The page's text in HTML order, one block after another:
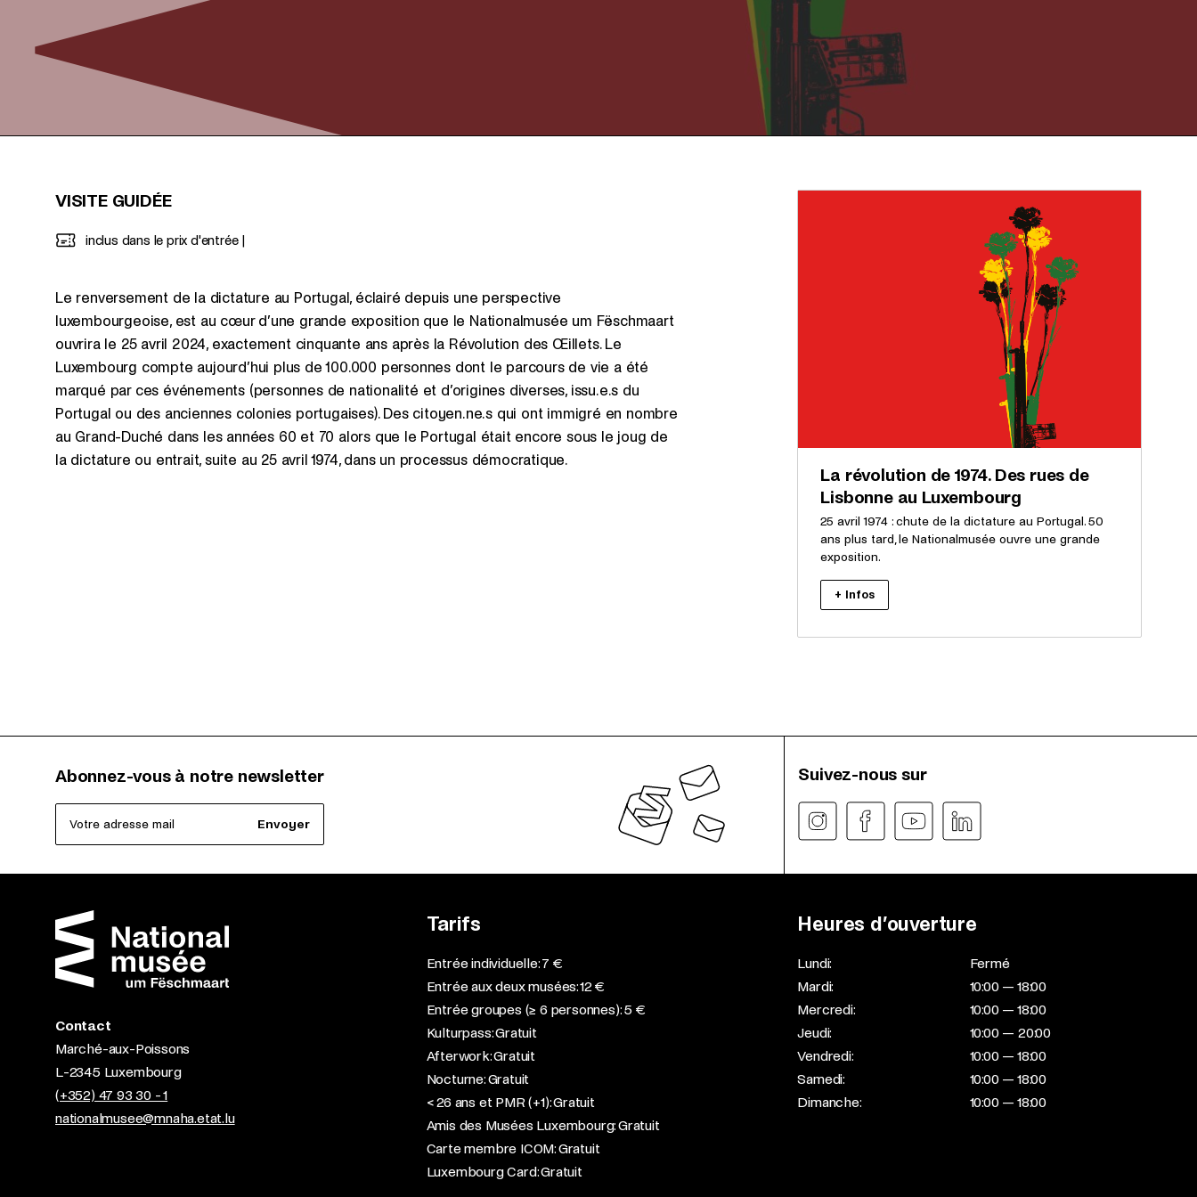
VISITE GUIDÉE
inclus dans le prix d'entrée
Le renversement de la dictature au Portugal, éclairé depuis une perspective
luxembourgeoise, est au cœur d’une grande exposition que le Nationalmusée um Fëschmaart
ouvrira le 25 avril 2024, exactement cinquante ans après la Révolution des Œillets. Le
Luxembourg compte aujourd’hui plus de 100.000 personnes dont le parcours de vie a été
marqué par ces événements (personnes de nationalité et d’origines diverses, issu.e.s du
Portugal ou des anciennes colonies portugaises). Des citoyen.ne.s qui ont immigré en nombre
au Grand-Duché dans les années 60 et 70 alors que le Portugal était encore sous le joug de
la dictature ou entrait, suite au 25 avril 1974, dans un processus démocratique.
La révolution de 1974. Des rues de
Lisbonne au Luxembourg
25 avril 1974 : chute de la dictature au Portugal. 50
ans plus tard, le Nationalmusée ouvre une grande
exposition.
+ Infos
Abonnez-vous à notre newsletter
Votre adresse mail Envoyer
Suivez-nous sur
Contact
Marché-aux-Poissons
L-2345 Luxembourg
(+352) 47 93 30 - 1
nationalmusee@mnaha.etat.lu
Tarifs
Entrée individuelle: 7 €
Entrée aux deux musées: 12 €
Entrée groupes (≥ 6 personnes): 5 €
Kulturpass: Gratuit
Afterwork: Gratuit
Nocturne: Gratuit
< 26 ans et PMR (+1): Gratuit
Amis des Musées Luxembourg: Gratuit
Carte membre ICOM: Gratuit
Luxembourg Card: Gratuit
Heures d’ouverture
Lundi:
Fermé
Mardi:
10:00 — 18:00
Mercredi:
10:00 — 18:00
Jeudi:
10:00 — 20:00
Vendredi:
10:00 — 18:00
Samedi:
10:00 — 18:00
Dimanche:
10:00 — 18:00